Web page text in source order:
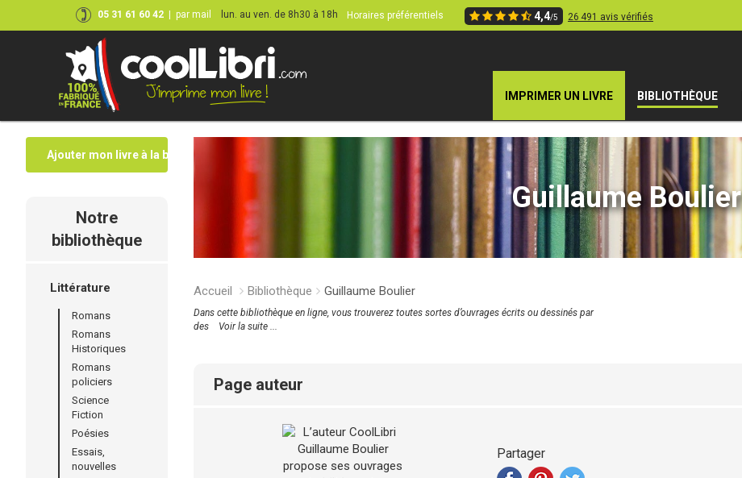
05 31 61 60 42 par mail lun. au ven. de 8h30 à 18h Horaires préférentiels 4,4/5 26 491 avis vérifiés
IMPRIMER UN LIVRE BIBLIOTHÈQUE
Ajouter mon livre à la bibliothèque
Notre
bibliothèque
Littérature
Romans
Romans
Historiques
Romans
policiers
Science
Fiction
Poésies
Essais,
nouvelles
Guillaume Boulier
Accueil Bibliothèque Guillaume Boulier
Dans cette bibliothèque en ligne, vous trouverez toutes sortes d’ouvrages écrits ou dessinés par
des
Voir la suite ...
page auteur
Partager